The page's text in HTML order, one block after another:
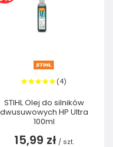
(4)
STIHL Olej do silników
dwusuwowych HP Ultra
100ml
15,99 zł / szt.